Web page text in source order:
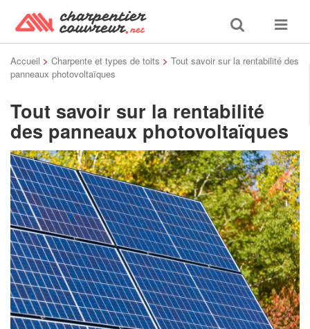
Toggle
search
Toggle
Accueil > Charpente et types de toits > Tout savoir sur la rentabilité des
panneaux photovoltaïques
Tout savoir sur la rentabilité
des panneaux photovoltaïques